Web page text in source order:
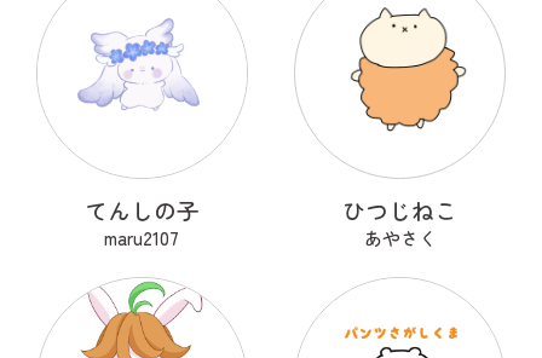
てんしの子
maru2107
ひつじねこ
あやさく